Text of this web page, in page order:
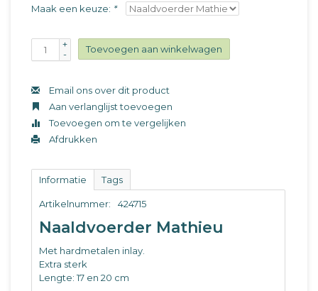
Maak een keuze: *
+
-
Toevoegen aan winkelwagen
Email ons over dit product
Aan verlanglijst toevoegen
Toevoegen om te vergelijken
Afdrukken
Informatie Tags
Artikelnummer: 424715
Naaldvoerder Mathieu
Met hardmetalen inlay.
Extra sterk
Lengte: 17 en 20 cm